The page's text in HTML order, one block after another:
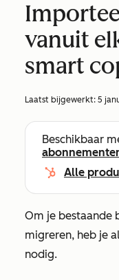
vanuit
smart
Laatst bijgewerkt: 5
Beschikbaar
Alle
Om je bestaande
migreren, heb je
nodig.